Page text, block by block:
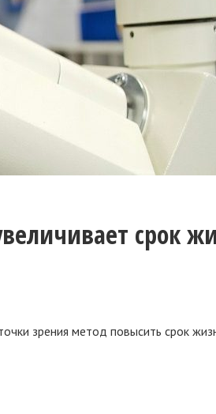
срок
зрения метод повысить срок